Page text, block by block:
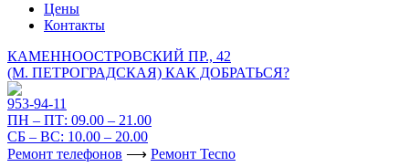
Цены
Контакты
КАМЕННООСТРОВСКИЙ ПР., 42
(М. ПЕТРОГРАДСКАЯ) КАК ДОБРАТЬСЯ?
953-94-11
ПН – ПТ: 09.00 – 21.00
СБ – ВС: 10.00 – 20.00
Ремонт телефонов ⟶ Ремонт Tecno